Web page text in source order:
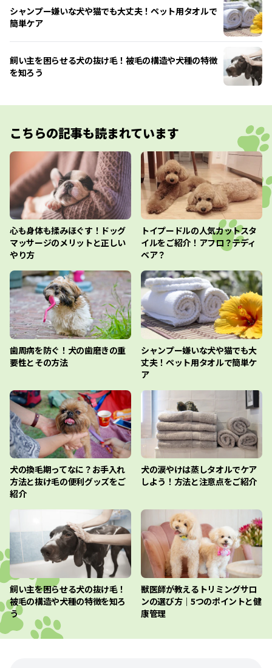
シャンプー嫌いな犬や猫でも大丈夫！ペット用タオルで
簡単ケア
飼い主を困らせる犬の抜け毛！被毛の構造や犬種の特徴
を知ろう
こちらの記事も読まれています
心も身体も揉みほぐす！ドッグ
マッサージのメリットと正しい
やり方
トイプードルの人気カットスタ
イルをご紹介！アフロ？テディ
ベア？
歯周病を防ぐ！犬の歯磨きの重
要性とその方法
シャンプー嫌いな犬や猫でも大
丈夫！ペット用タオルで簡単ケ
ア
犬の換毛期ってなに？お手入れ
方法と抜け毛の便利グッズをご
紹介
犬の涙やけは蒸しタオルでケア
しよう！方法と注意点をご紹介
飼い主を困らせる犬の抜け毛！
被毛の構造や犬種の特徴を知ろ
う
獣医師が教えるトリミングサロ
ンの選び方｜5つのポイントと健
康管理